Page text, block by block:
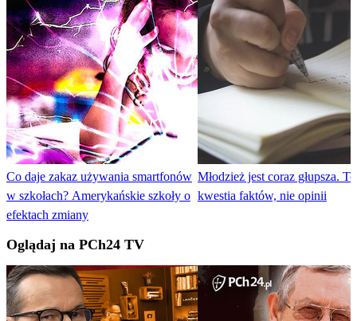
Co daje zakaz używania smartfonów
w szkołach? Amerykańskie szkoły o
efektach zmiany
Młodzież jest coraz głupsza. To
kwestia faktów, nie opinii
Oglądaj na PCh24 TV